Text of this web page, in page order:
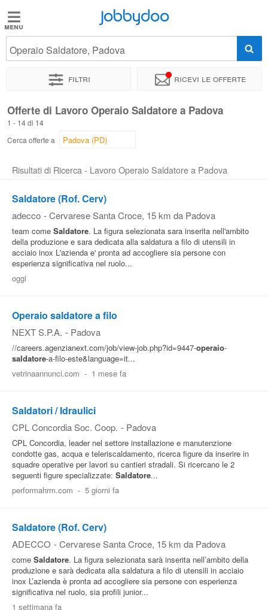
Jobbydoo
Offerte
Stipendi
Elenco
Blog
Pubblica
Area
Aziende
Jobbydoo
Operaio Saldatore, Padova
Filtri Ricevi le offerte
Offerte di Lavoro Operaio Saldatore a Padova
1 - 14 di 14
Cerca offerte a
Risultati di Ricerca - Lavoro Operaio Saldatore a Padova
Saldatore (Rof. Cerv)
adecco - Cervarese Santa Croce, 15 km da Padova
team come Saldatore. La figura selezionata sara inserita nell'ambito
della produzione e sara dedicata alla saldatura a filo di utensili in
acciaio inox L'azienda e' pronta ad accogliere sia persone con
esperienza significativa nel ruolo...
oggi
Operaio saldatore a filo
NEXT S.P.A. - Padova
//careers.agenzianext.com/job/view-job.php?id=9447-operaio-
saldatore-a-filo-este&language=it...
vetrinaannunci.com - 1 mese fa
Saldatori / Idraulici
CPL Concordia Soc. Coop. - Padova
CPL Concordia, leader nel settore installazione e manutenzione
condotte gas, acqua e teleriscaldamento, ricerca figure da inserire in
squadre operative per lavori su cantieri stradali. Si ricercano le 2
seguenti figure specializzate: Saldatore...
performahrm.com - 5 giorni fa
Saldatore (Rof. Cerv)
ADECCO - Cervarese Santa Croce, 15 km da Padova
come Saldatore. La figura selezionata sarà inserita nell’ambito della
produzione e sarà dedicata alla saldatura a filo di utensili in acciaio
inox L’azienda è pronta ad accogliere sia persone con esperienza
significativa nel ruolo, sia profili junior...
1 settimana fa